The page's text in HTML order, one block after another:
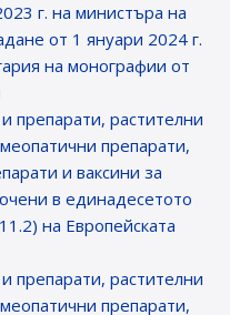
г. на министъра на
от 1 януари 2024 г.
на монографии от
препарати, растителни
препарати,
и ваксини за
в единадесетото
на Европейската
препарати, растителни
препарати,